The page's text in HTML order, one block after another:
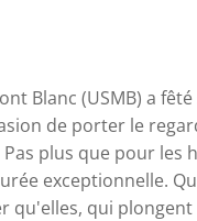
Blanc (USMB) a
de porter le
plus que pour les
exceptionnelle.
qu'elles, qui